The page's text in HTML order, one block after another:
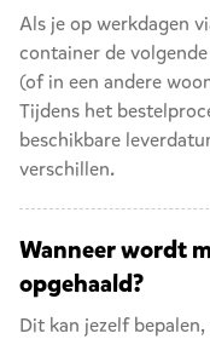
Als je op werkdagen
container de
(of in een andere
Tijdens het
beschikbare
verschillen.
Wanneer wordt
opgehaald?
Dit kan jezelf